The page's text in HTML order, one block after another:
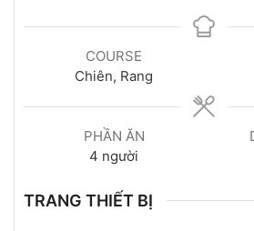
COURSE
Chiên, Rang
PHẦN ĂN
4 người
TRANG THIẾT BỊ